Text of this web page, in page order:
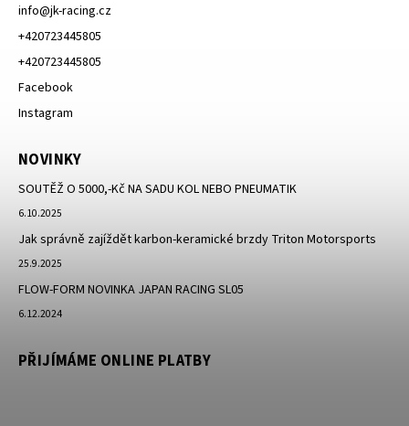
info@jk-racing.cz
+420723445805
+420723445805
Facebook
Instagram
NOVINKY
SOUTĚŽ O 5000,-Kč NA SADU KOL NEBO PNEUMATIK
6.10.2025
Jak správně zajíždět karbon-keramické brzdy Triton Motorsports
25.9.2025
FLOW-FORM NOVINKA JAPAN RACING SL05
6.12.2024
PŘIJÍMÁME ONLINE PLATBY